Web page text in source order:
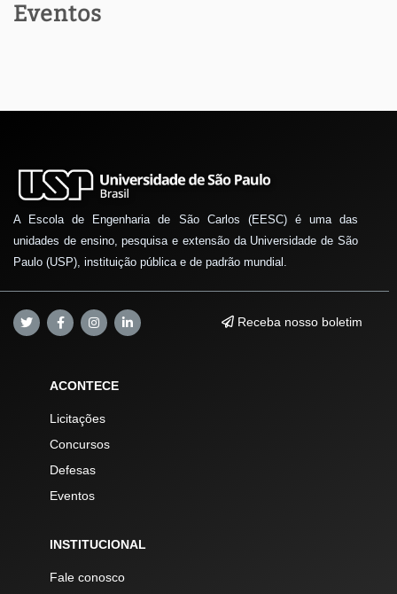
Eventos
A Escola de Engenharia de São Carlos (EESC) é uma das
unidades de ensino, pesquisa e extensão da Universidade de São
Paulo (USP), instituição pública e de padrão mundial.
Receba nosso boletim
ACONTECE
Licitações
Concursos
Defesas
Eventos
INSTITUCIONAL
Fale conosco